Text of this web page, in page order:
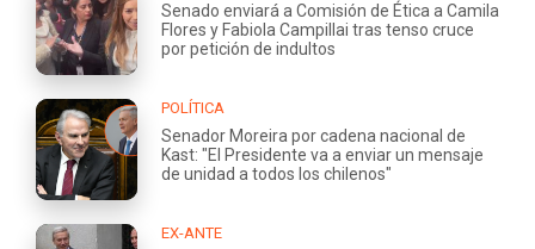
Senado enviará a Comisión de Ética a Camila
Flores y Fabiola Campillai tras tenso cruce
por petición de indultos
POLÍTICA
Senador Moreira por cadena nacional de
Kast: "El Presidente va a enviar un mensaje
de unidad a todos los chilenos"
EX-ANTE